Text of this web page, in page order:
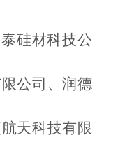
硅材科技公
公司、润德
天科技有限